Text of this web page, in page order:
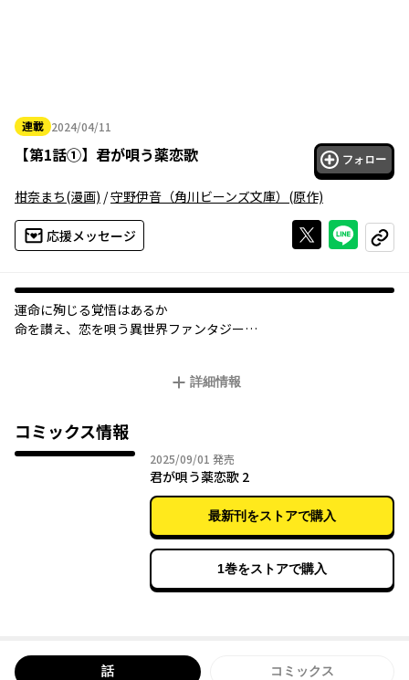
連載 2024/04/11
2024年04月11日
【第1話①】 君が唄う薬恋歌 フォロー
柑奈まち(漫画) /守野伊音（角川ビーンズ文庫） (原作)
応援メッセージ Xで投稿する
ライン
コピー
運命に殉じる覚悟はあるか
命を讃え、恋を唄う異世界ファンタジー
ライラは国外遠征中に、王城で飼われていた美しき妖人レイルと
は……。
詳細情報
コミックス情報
2025/09/01 2025年09月01日
発売
君が唄う薬恋歌 2
最新刊をストアで購入
1巻をストアで購入
話 コミックス